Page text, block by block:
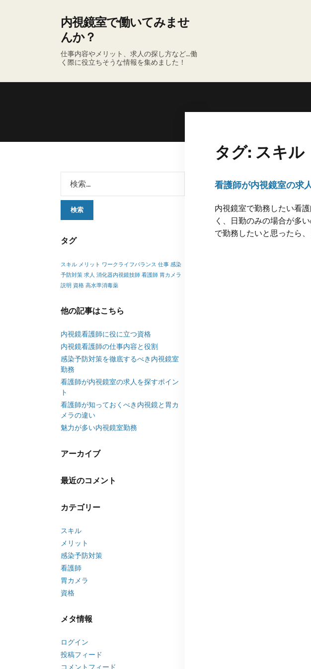
内視鏡室で働いてみませ
んか？
仕事内容やメリット、求人の探し方など…働
く際に役立ちそうな情報を集めました！
タグ: スキル
看護師が内視鏡室の求
内視鏡室で勤務したい看
く、日勤のみの場合が多
で勤務したいと思ったら
タグ
スキル メリット ワークライフバランス 仕事 感染
予防対策 求人 消化器内視鏡技師 看護師 胃カメラ
説明 資格 高水準消毒薬
他の記事はこちら
内視鏡看護師に役に立つ資格
内視鏡看護師の仕事内容と役割
感染予防対策を徹底するべき内視鏡室
勤務
看護師が内視鏡室の求人を探すポイン
ト
看護師が知っておくべき内視鏡と胃カ
メラの違い
魅力が多い内視鏡室勤務
アーカイブ
最近のコメント
カテゴリー
スキル
メリット
感染予防対策
看護師
胃カメラ
資格
メタ情報
ログイン
投稿フィード
コメントフィード